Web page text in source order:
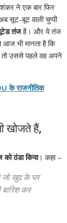
ने एक बार फिर
सूट-बूट वाली चुप्पी
तंजहै। और ये तंज
आज भी मानता है कि
तो उससे पहले वह अपने
के राजनीतिक
खोजते हैं,
को ठंडा किया। कहा –
जो खुद के घर
कर